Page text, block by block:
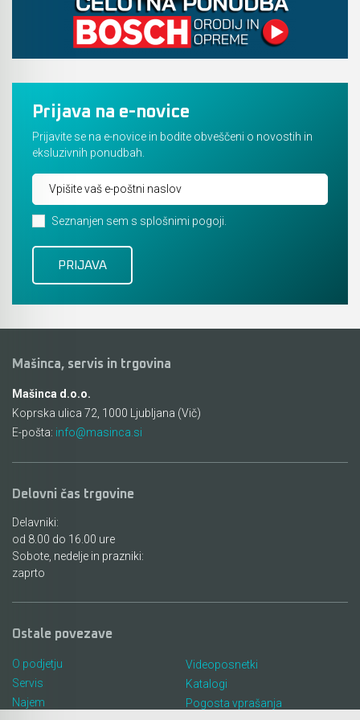
Prijava na e-novice
Prijavite se na e-novice in bodite obveščeni o novostih in
eksluzivnih ponudbah.
Seznanjen sem s splošnimi pogoji.
Mašinca, servis in trgovina
Mašinca d.o.o.
Koprska ulica 72, 1000 Ljubljana (Vič)
E-pošta: info@masinca.si
Delovni čas trgovine
Delavniki:
od 8.00 do 16.00 ure
Sobote, nedelje in prazniki:
zaprto
Ostale povezave
O podjetju
Servis
Najem
Videoposnetki
Katalogi
Pogosta vprašanja